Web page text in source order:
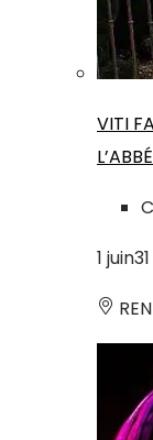
VITI
1 juin31